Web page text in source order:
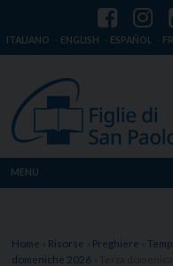
ITALIANO ENGLISH ESPAÑOL
MENU
Dove siamo
Home Risorse Preghiere
domeniche 2026